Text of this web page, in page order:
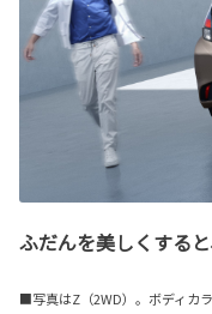
ふだんを美しくする
■写真はZ（2WD）。ボディカ